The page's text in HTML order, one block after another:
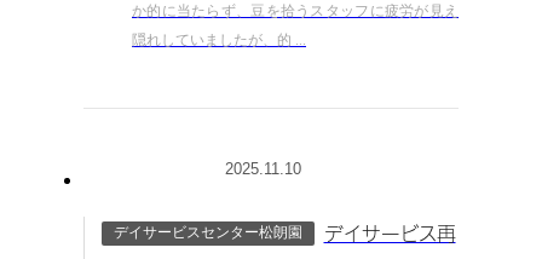
か的に当たらず、豆を拾うスタッフに疲労が見え
隠れしていましたが、的 ...
2025.11.10
デイサービスセンター松朗園
デイサービス再